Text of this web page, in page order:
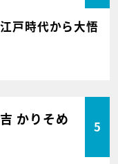
戸時代から大悟
かりそめ
5